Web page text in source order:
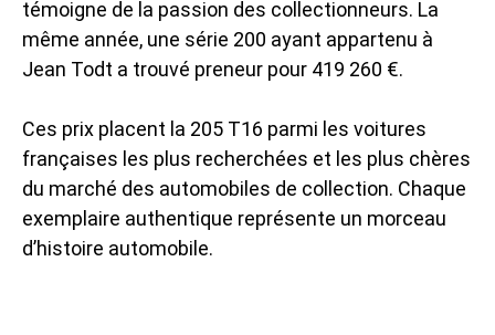
témoigne de la passion des collectionneurs. La
même année, une série 200 ayant appartenu à
Jean Todt a trouvé preneur pour 419 260 €.
Ces prix placent la 205 T16 parmi les voitures
françaises les plus recherchées et les plus chères
du marché des automobiles de collection. Chaque
exemplaire authentique représente un morceau
d’histoire automobile.